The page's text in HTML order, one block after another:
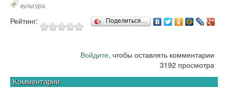
культура
Рейтинг: Поделиться…
Войдите, чтобы оставлять комментарии
3192 просмотра
Комментарии